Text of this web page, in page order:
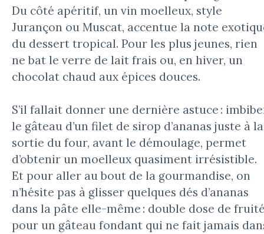
Du côté apéritif, un vin moelleux, style
Jurançon ou Muscat, accentue la note
du dessert tropical. Pour les plus jeunes, rien
ne bat le verre de lait frais ou, en hiver, un
chocolat chaud aux épices douces.
S’il fallait donner une dernière astuce :
le gâteau d’un filet de sirop d’ananas juste à la
sortie du four, avant le démoulage, permet
d’obtenir un moelleux quasiment irrésistible.
Et pour aller au bout de la gourmandise, on
n’hésite pas à glisser quelques dés d’ananas
dans la pâte elle-même : double dose de
pour un gâteau fondant qui ne fait jamais